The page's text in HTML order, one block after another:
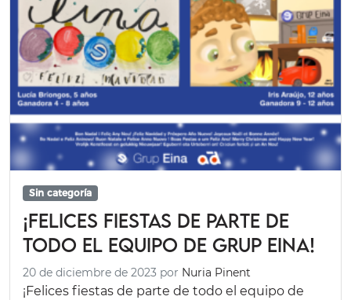
Sin categoría
¡Felices fiestas de parte de
todo el equipo de Grup Eina!
20 de diciembre de 2023 por Nuria Pinent
¡Felices fiestas de parte de todo el equipo de